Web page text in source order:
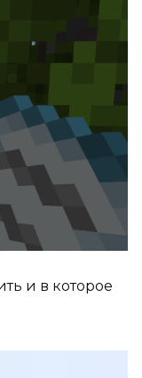
и в которое